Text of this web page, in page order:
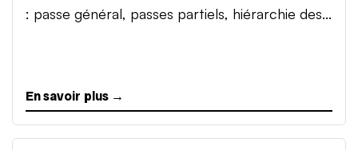
: passe général, passes partiels, hiérarchie des...
En savoir plus →